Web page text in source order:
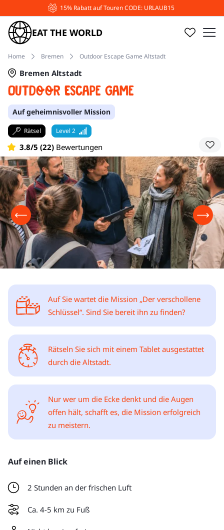
mit Liebe organisiert
EAT THE WORLD
Home Bremen Outdoor Escape Game Altstadt
Outdoor Escape Game
Bremen Altstadt
Auf geheimnisvoller Mission
Rätsel Level 2
3.8/5 (22) Bewertungen
Auf Sie wartet die Mission „Der verschollene
Schlüssel“. Sind Sie bereit ihn zu finden?
Rätseln Sie sich mit einem Tablet ausgestattet
durch die Altstadt.
Nur wer um die Ecke denkt und die Augen
offen hält, schafft es, die Mission erfolgreich
zu meistern.
Auf einen Blick
2 Stunden an der frischen Luft
Ca. 4-5 km zu Fuß